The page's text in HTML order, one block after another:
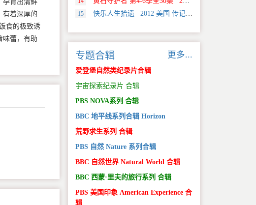
孕育出清鲜
有着深厚的
食的极致诱
味蕾，有助
15 快乐人生拾遗 2012 美国 传记类纪录片
专题合辑 更多...
爱登堡自然类纪录片合辑
宇宙探索纪录片 合辑
PBS NOVA系列 合辑
BBC 地平线系列合辑 Horizon
荒野求生系列 合辑
PBS 自然 Nature 系列合辑
BBC 自然世界 Natural World 合辑
BBC 西蒙·里夫的旅行系列 合辑
PBS 美国印象 American Experience 合
辑